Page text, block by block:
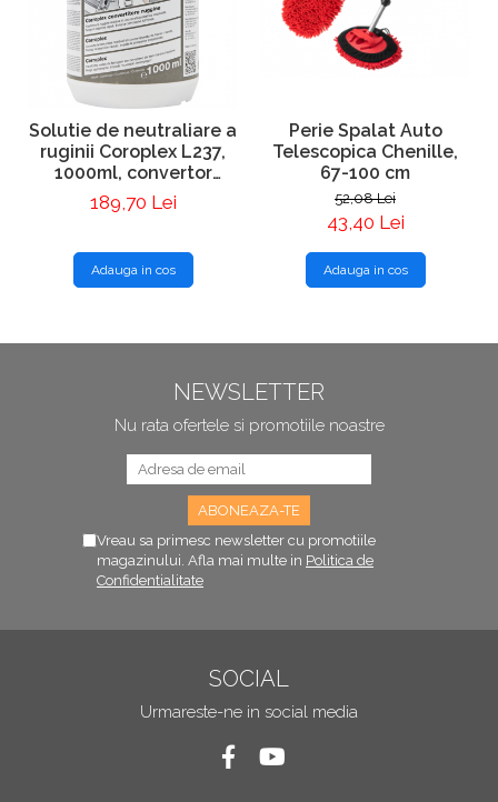
Solutie de neutraliare a
ruginii Coroplex L237,
1000ml, convertor
rugina, Forch
189,70 Lei
Adauga in cos
Perie Spalat Auto
Telescopica Chenille,
67-100 cm
52,08 Lei
43,40 Lei
Adauga in cos
NEWSLETTER
Nu rata ofertele si promotiile noastre
Vreau sa primesc newsletter cu promotiile
magazinului. Afla mai multe in Politica de
Confidentialitate
SOCIAL
Urmareste-ne in social media